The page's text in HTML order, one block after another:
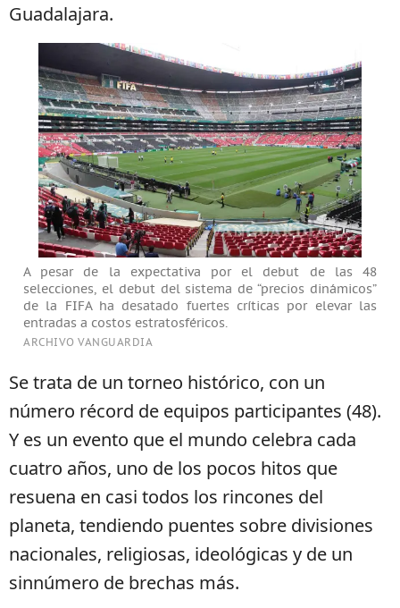
Guadalajara.
A pesar de la expectativa por el debut de las 48
selecciones, el debut del sistema de “precios dinámicos”
de la FIFA ha desatado fuertes críticas por elevar las
entradas a costos estratosféricos.
ARCHIVO VANGUARDIA
Se trata de un torneo histórico, con un
número récord de equipos participantes (48).
Y es un evento que el mundo celebra cada
cuatro años, uno de los pocos hitos que
resuena en casi todos los rincones del
planeta, tendiendo puentes sobre divisiones
nacionales, religiosas, ideológicas y de un
sinnúmero de brechas más.